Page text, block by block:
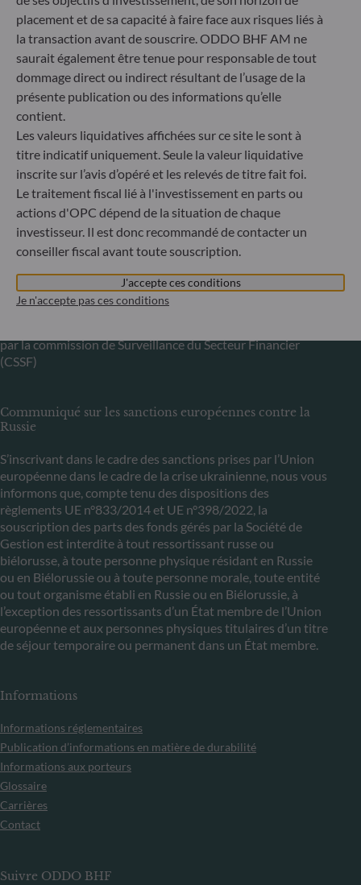
Gallusanlage 8
60329 Frankfurt am Main
Allemagne
+49 (0) 69 920 50 0
Société de Gestion de Portefeuille agréée par la
Bundesanstalt für Finanzdienstleistungsaufsicht (« BaFin »)
Enregistrement commercial : HRB 11971 tribunal local de
Düsseldorf
6, rue Gabriel Lippmann
L-5365 Munsbach
+352 45 76 76 245
Enregistré au registre du commerce et des sociétés de
par la commission de Surveillance du Secteur Financier
(CSSF)
Communiqué sur les sanctions européennes contre la
Russie
S’inscrivant dans le cadre des sanctions prises par l’Union
européenne dans le cadre de la crise ukrainienne, nous vous
informons que, compte tenu des dispositions des
règlements UE n°833/2014 et UE n°398/2022, la
souscription des parts des fonds gérés par la Société de
Gestion est interdite à tout ressortissant russe ou
biélorusse, à toute personne physique résidant en Russie
ou en Biélorussie ou à toute personne morale, toute entité
ou tout organisme établi en Russie ou en Biélorussie, à
l’exception des ressortissants d’un État membre de l’Union
européenne et aux personnes physiques titulaires d’un titre
de séjour temporaire ou permanent dans un État membre.
Informations
Informations réglementaires
Publication d’informations en matière de durabilité
Informations aux porteurs
Glossaire
Carrières
Contact
Suivre ODDO BHF
placement et de sa capacité à faire face aux risques liés à
la transaction avant de souscrire. ODDO BHF AM ne
saurait également être tenue pour responsable de tout
dommage direct ou indirect résultant de l’usage de la
présente publication ou des informations qu’elle
contient.
Les valeurs liquidatives affichées sur ce site le sont à
titre indicatif uniquement. Seule la valeur liquidative
inscrite sur l’avis d’opéré et les relevés de titre fait foi.
Le traitement fiscal lié à l'investissement en parts ou
actions d'OPC dépend de la situation de chaque
investisseur. Il est donc recommandé de contacter un
conseiller fiscal avant toute souscription.
J'accepte ces conditions
Je n'accepte pas ces conditions